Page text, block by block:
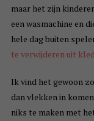
maar het zijn
een wasmachine en
hele dag buiten
te verwijderen uit
Ik vind het gewoon
dan vlekken in
niks te maken met